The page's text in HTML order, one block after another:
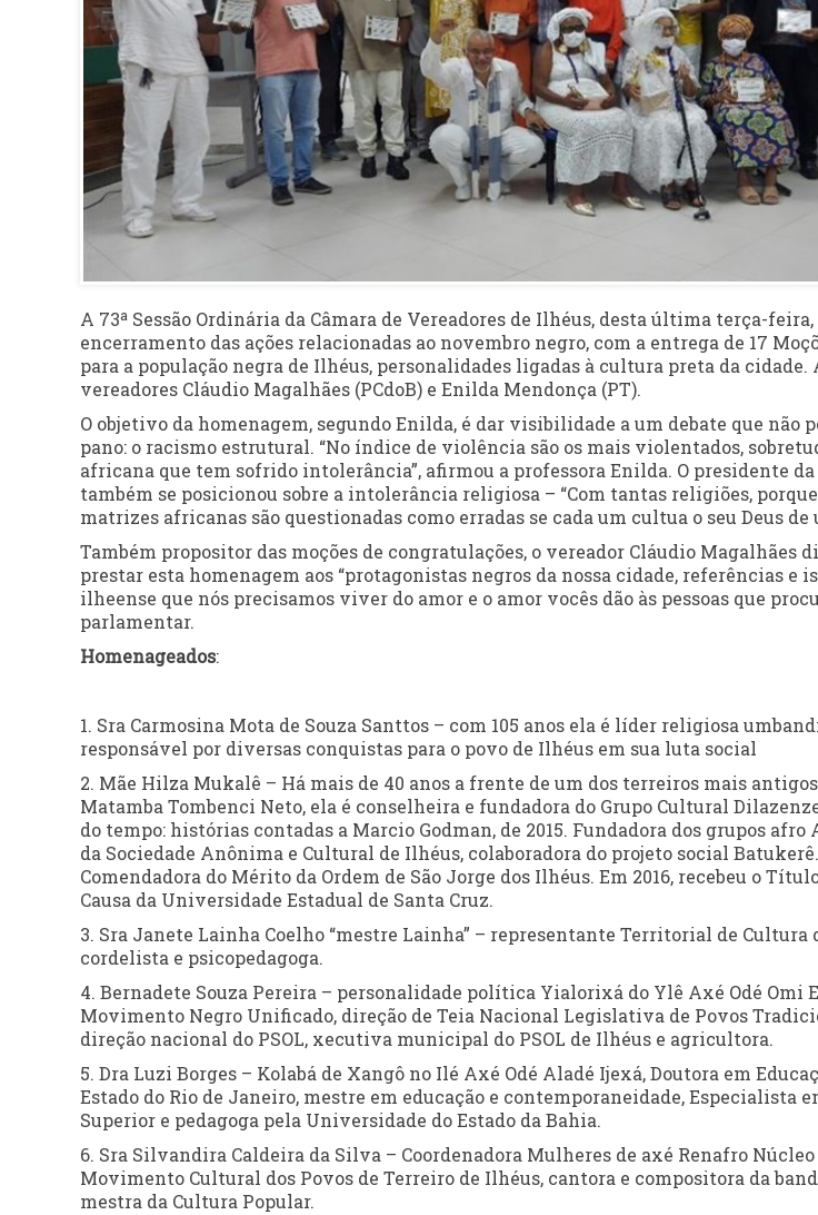
A 73ª Sessão Ordinária da Câmara de Vereadores de Ilhéus, desta última terça-
encerramento das ações relacionadas ao novembro negro, com a entrega de 17
para a população negra de Ilhéus, personalidades ligadas à cultura preta da
vereadores Cláudio Magalhães (PCdoB) e Enilda Mendonça (PT).
O objetivo da homenagem, segundo Enilda, é dar visibilidade a um debate que não
pano: o racismo estrutural. “No índice de violência são os mais violentados,
africana que tem sofrido intolerância”, afirmou a professora Enilda. O presidente da
também se posicionou sobre a intolerância religiosa – “Com tantas religiões,
matrizes africanas são questionadas como erradas se cada um cultua o seu Deus de
Também propositor das moções de congratulações, o vereador Cláudio Magalhães
prestar esta homenagem aos “protagonistas negros da nossa cidade, referências e
ilheense que nós precisamos viver do amor e o amor vocês dão às pessoas que
parlamentar.
Homenageados:
1. Sra Carmosina Mota de Souza Santtos – com 105 anos ela é líder religiosa
responsável por diversas conquistas para o povo de Ilhéus em sua luta social
2. Mãe Hilza Mukalê – Há mais de 40 anos a frente de um dos terreiros mais
Matamba Tombenci Neto, ela é conselheira e fundadora do Grupo Cultural
do tempo: histórias contadas a Marcio Godman, de 2015. Fundadora dos grupos afro
da Sociedade Anônima e Cultural de Ilhéus, colaboradora do projeto social
Comendadora do Mérito da Ordem de São Jorge dos Ilhéus. Em 2016, recebeu o
Causa da Universidade Estadual de Santa Cruz.
3. Sra Janete Lainha Coelho “mestre Lainha” – representante Territorial de Cultura
cordelista e psicopedagoga.
4. Bernadete Souza Pereira – personalidade política Yialorixá do Ylê Axé Odé Omi
Movimento Negro Unificado, direção de Teia Nacional Legislativa de Povos
direção nacional do PSOL, xecutiva municipal do PSOL de Ilhéus e agricultora.
5. Dra Luzi Borges – Kolabá de Xangô no Ilé Axé Odé Aladé Ijexá, Doutora em
Estado do Rio de Janeiro, mestre em educação e contemporaneidade, Especialista
Superior e pedagoga pela Universidade do Estado da Bahia.
6. Sra Silvandira Caldeira da Silva – Coordenadora Mulheres de axé Renafro
Movimento Cultural dos Povos de Terreiro de Ilhéus, cantora e compositora da
mestra da Cultura Popular.